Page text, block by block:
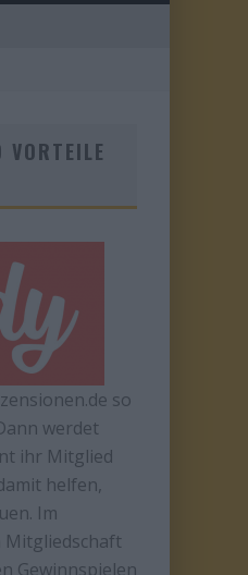
VORTEILE
so
werdet
ihr Mitglied
helfen,
Im
Mitgliedschaft
Gewinnspielen